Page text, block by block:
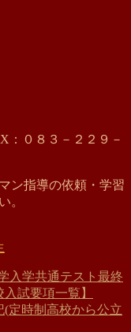
０８３－２２９－
ン指導の依頼・学習
。
入学共通テスト最終
試要項一覧】
(定時制高校から公立